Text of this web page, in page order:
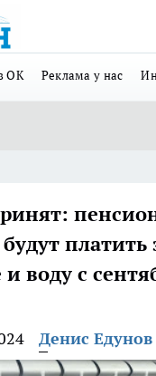
ОК Реклама у нас
платить
воду с
Денис Едунов